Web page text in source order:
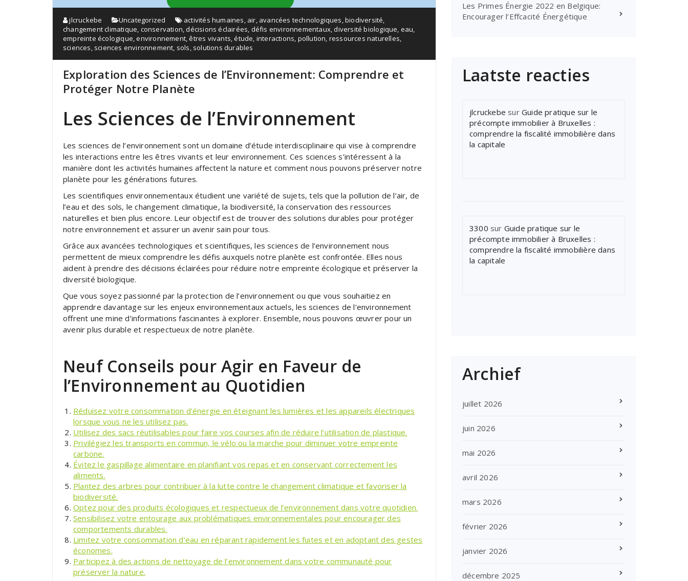
jlcruckebe Uncategorized activités humaines, air, avancées technologiques,biodiversité,
changement climatique, conservation,décisions éclairées, défis environnementaux,diversité biologique, eau,
empreinte écologique,environnement,êtres vivants,étude, interactions, pollution, ressources naturelles,
sciences, sciences environnement, sols, solutions durables
Exploration des Sciences de l’Environnement: Comprendre et
Protéger Notre Planète
Les Sciences de l’Environnement
Les sciences de l’environnement sont un domaine d’étude interdisciplinaire qui vise à comprendre
les interactions entre les êtres vivants et leur environnement. Ces sciences s’intéressent à la
manière dont les activités humaines affectent la nature et comment nous pouvons préserver notre
planète pour les générations futures.
Les scientifiques environnementaux étudient une variété de sujets, tels que la pollution de l’air, de
l’eau et des sols, le changement climatique, la biodiversité, la conservation des ressources
naturelles et bien plus encore. Leur objectif est de trouver des solutions durables pour protéger
notre environnement et assurer un avenir sain pour tous.
Grâce aux avancées technologiques et scientifiques, les sciences de l’environnement nous
permettent de mieux comprendre les défis auxquels notre planète est confrontée. Elles nous
aident à prendre des décisions éclairées pour réduire notre empreinte écologique et préserver la
diversité biologique.
Que vous soyez passionné par la protection de l’environnement ou que vous souhaitiez en
apprendre davantage sur les enjeux environnementaux actuels, les sciences de l’environnement
offrent une mine d’informations fascinantes à explorer. Ensemble, nous pouvons œuvrer pour un
avenir plus durable et respectueux de notre planète.
Neuf Conseils pour Agir en Faveur de
l’Environnement au Quotidien
Réduisez votre consommation d’énergie en éteignant les lumières et les appareils électriques
lorsque vous ne les utilisez pas.
Utilisez des sacs réutilisables pour faire vos courses afin de réduire l’utilisation de plastique.
Privilégiez les transports en commun, le vélo ou la marche pour diminuer votre empreinte
carbone.
Évitez le gaspillage alimentaire en planifiant vos repas et en conservant correctement les
aliments.
Plantez des arbres pour contribuer à la lutte contre le changement climatique et favoriser la
biodiversité.
Optez pour des produits écologiques et respectueux de l’environnement dans votre quotidien.
Sensibilisez votre entourage aux problématiques environnementales pour encourager des
comportements durables.
Limitez votre consommation d’eau en réparant rapidement les fuites et en adoptant des gestes
économes.
Participez à des actions de nettoyage de l’environnement dans votre communauté pour
préserver la nature.
Les Primes Énergie 2022 en Belgique:
Encourager l’Effcacité Énergétique
Laatste reacties
jlcruckebe sur Guide pratique sur le
précompte immobilier à Bruxelles :
comprendre la fiscalité immobilière dans
la capitale
3300 sur Guide pratique sur le
précompte immobilier à Bruxelles :
comprendre la fiscalité immobilière dans
la capitale
Archief
juillet 2026
juin 2026
mai 2026
avril 2026
mars 2026
février 2026
janvier 2026
décembre 2025